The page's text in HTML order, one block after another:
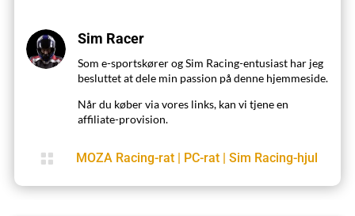
Sim Racer
Som e-sportskører og Sim Racing-entusiast har jeg
besluttet at dele min passion på denne hjemmeside.
Når du køber via vores links, kan vi tjene en
affiliate-provision.
 MOZA Racing-rat | PC-rat | Sim Racing-hjul